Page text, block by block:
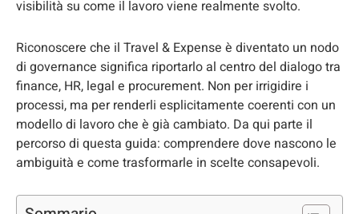
visibilità su come il lavoro viene realmente svolto.
Riconoscere che il Travel & Expense è diventato un nodo
di governance significa riportarlo al centro del dialogo tra
finance, HR, legal e procurement. Non per irrigidire i
processi, ma per renderli esplicitamente coerenti con un
modello di lavoro che è già cambiato. Da qui parte il
percorso di questa guida: comprendere dove nascono le
ambiguità e come trasformarle in scelte consapevoli.